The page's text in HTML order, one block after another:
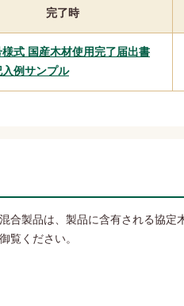
完了時
式 国産木材使用完了届出書
例サンプル
合製品は、製品に含有される協定
覧ください。